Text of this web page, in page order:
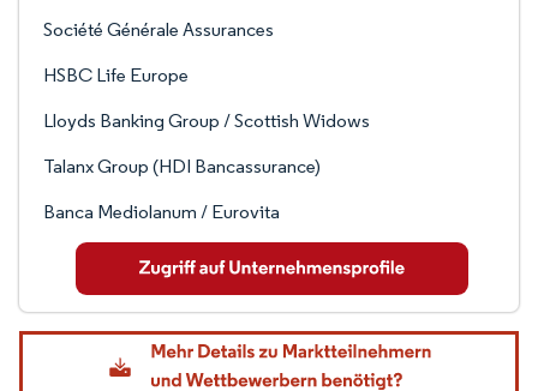
Société Générale Assurances
HSBC Life Europe
Lloyds Banking Group / Scottish Widows
Talanx Group (HDI Bancassurance)
Banca Mediolanum / Eurovita